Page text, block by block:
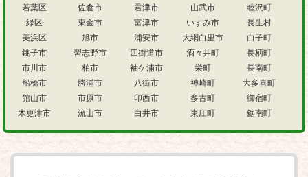
若葉区
緑区
美浜区
銚子市
市川市
船橋市
館山市
木更津市
佐倉市
東金市
旭市
習志野市
柏市
勝浦市
市原市
流山市
君津市
富津市
浦安市
四街道市
袖ケ浦市
八街市
印西市
白井市
山武市
いすみ市
大網白里市
酒々井町
栄町
神崎町
多古町
東庄町
睦沢町
長生村
白子町
長柄町
長南町
大多喜町
御宿町
鋸南町